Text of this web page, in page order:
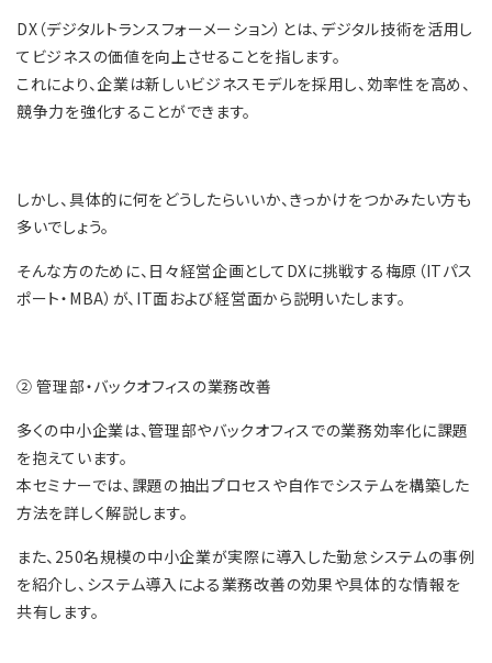
DX（デジタルトランスフォーメーション）とは、デジタル技術を活用し
てビジネスの価値を向上させることを指します。
これにより、企業は新しいビジネスモデルを採用し、効率性を高め、
競争力を強化することができます。
しかし、具体的に何をどうしたらいいか、きっかけをつかみたい方も
多いでしょう。
そんな方のために、日々経営企画としてDXに挑戦する梅原（ITパス
ポート・MBA）が、IT面および経営面から説明いたします。
② 管理部・バックオフィスの業務改善
多くの中小企業は、管理部やバックオフィスでの業務効率化に課題
を抱えています。
本セミナーでは、課題の抽出プロセスや自作でシステムを構築した
方法を詳しく解説します。
また、250名規模の中小企業が実際に導入した勤怠システムの事例
を紹介し、システム導入による業務改善の効果や具体的な情報を
共有します。